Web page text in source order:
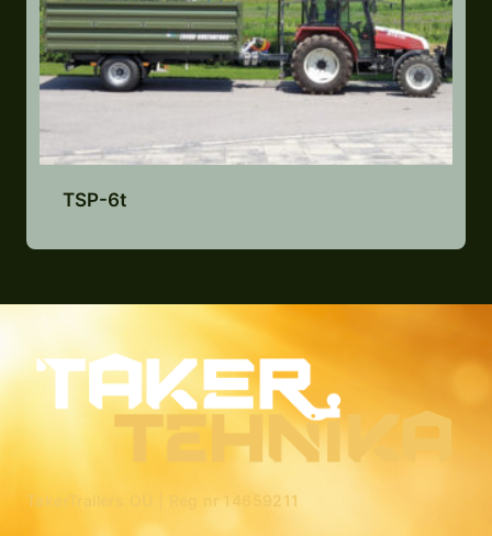
TSP-6t
TakerTrailers OÜ | Reg nr 14659211